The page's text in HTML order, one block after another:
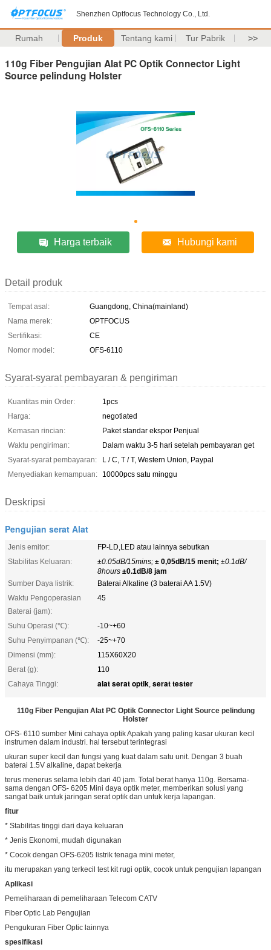
Shenzhen Optfocus Technology Co., Ltd.
Rumah Produk Tentang kami Tur Pabrik >>
110g Fiber Pengujian Alat PC Optik Connector Light
Source pelindung Holster
Harga terbaik Hubungi kami
Detail produk
Tempat asal:
Guangdong, China(mainland)
Nama merek:
OPTFOCUS
Sertifikasi:
CE
Nomor model:
OFS-6110
Syarat-syarat pembayaran & pengiriman
Kuantitas min Order:
1pcs
Harga:
negotiated
Kemasan rincian:
Paket standar ekspor Penjual
Waktu pengiriman:
Dalam waktu 3-5 hari setelah pembayaran get
Syarat-syarat pembayaran:
L / C, T / T, Western Union, Paypal
Menyediakan kemampuan:
10000pcs satu minggu
Deskripsi
Pengujian serat Alat
Jenis emitor:
FP-LD,LED atau lainnya sebutkan
Stabilitas Keluaran:
±0.05dB/15mins; ± 0,05dB/15 menit; ±0.1dB/
8hours ±0.1dB/8 jam
Sumber Daya listrik:
Baterai Alkaline (3 baterai AA 1.5V)
Waktu Pengoperasian
Baterai (jam):
45
Suhu Operasi (℃):
-10~+60
Suhu Penyimpanan (℃):
-25~+70
Dimensi (mm):
115X60X20
Berat (g):
110
Cahaya Tinggi:
alat serat optik, serat tester
110g Fiber Pengujian Alat PC Optik Connector Light Source pelindung
Holster
OFS- 6110 sumber Mini cahaya optik Apakah yang paling kasar ukuran kecil
instrumen dalam industri. hal tersebut terintegrasi
ukuran super kecil dan fungsi yang kuat dalam satu unit. Dengan 3 buah
baterai 1.5V alkaline, dapat bekerja
terus menerus selama lebih dari 40 jam. Total berat hanya 110g. Bersama-
sama dengan OFS- 6205 Mini daya optik meter, memberikan solusi yang
sangat baik untuk jaringan serat optik dan untuk kerja lapangan.
fitur
* Stabilitas tinggi dari daya keluaran
* Jenis Ekonomi, mudah digunakan
* Cocok dengan OFS-6205 listrik tenaga mini meter,
itu merupakan yang terkecil test kit rugi optik, cocok untuk pengujian lapangan
Aplikasi
Pemeliharaan di pemeliharaan Telecom CATV
Fiber Optic Lab Pengujian
Pengukuran Fiber Optic lainnya
spesifikasi